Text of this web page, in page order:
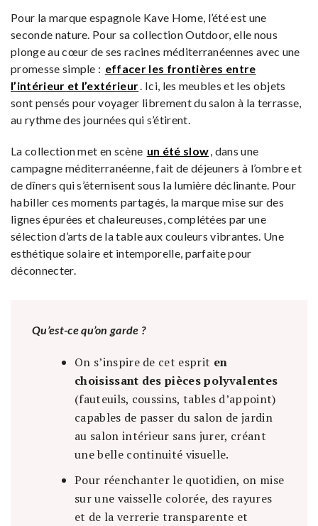
Pour la marque espagnole Kave Home, l’été est une
seconde nature. Pour sa collection Outdoor, elle nous
plonge au cœur de ses racines méditerranéennes avec une
promesse simple : effacer les frontières entre
l’intérieur et l’extérieur. Ici, les meubles et les objets
sont pensés pour voyager librement du salon à la terrasse,
au rythme des journées qui s’étirent.
La collection met en scène un été slow, dans une
campagne méditerranéenne, fait de déjeuners à l’ombre et
de dîners qui s’éternisent sous la lumière déclinante. Pour
habiller ces moments partagés, la marque mise sur des
lignes épurées et chaleureuses, complétées par une
sélection d’arts de la table aux couleurs vibrantes. Une
esthétique solaire et intemporelle, parfaite pour
déconnecter.
Qu’est-ce qu’on garde ?
On s’inspire de cet esprit en
choisissant des pièces polyvalentes
(fauteuils, coussins, tables d’appoint)
capables de passer du salon de jardin
au salon intérieur sans jurer, créant
une belle continuité visuelle.
Pour réenchanter le quotidien, on mise
sur une vaisselle colorée, des rayures
et de la verrerie transparente et